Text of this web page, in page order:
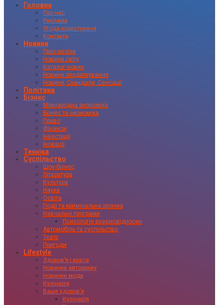
Головна
Про нас
Реклама
Угода користувача
Контакти
Новини
Прес-релізи
Новини світу
Каталог новин
Новини оподаткування
Новини, Скандали, Сенсації
Політика
Бізнес
Міжнародна економіка
Бізнес та економіка
Право
Фінанси
Інвестиції
Іновації
Техніка
Суспільство
Шоу-бізнес
Література
Культура
Наука
Освіта
Події та кримінальна хроніка
Навчальні програми
Психологія взаємовідносин
Автомобіль та суспільство
Театр
Пригоди
Lifestyle
Здоровʼя і краса
Новинки авторинку
Новинки моди
Кулінарія
Ваше здоровʼя
Кулінарія